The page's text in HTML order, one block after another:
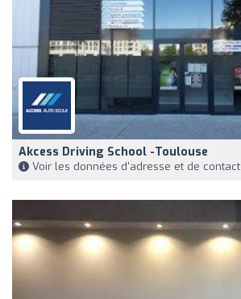
Akcess Driving School -Toulouse
Voir les données d'adresse et de contact